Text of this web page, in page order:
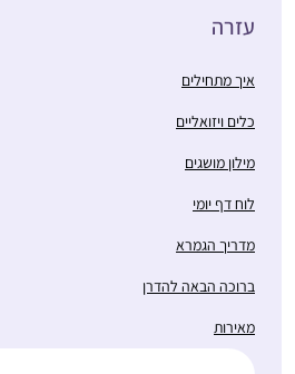
עזרה
איך מתחילים
כלים ויזואליים
מילון מושגים
לוח דף יומי
מדריך הגמרא
ברוכה הבאה להדרן
מאירות